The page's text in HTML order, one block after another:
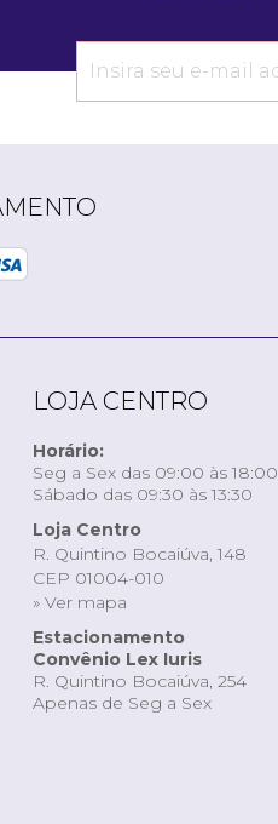
LOJA CENTRO
Horário:
Seg a Sex das 09:00 às 18:00
Sábado das 09:30 às 13:30
Loja Centro
R. Quintino Bocaiúva, 148
CEP 01004-010
» Ver mapa
Estacionamento
Convênio Lex Iuris
R. Quintino Bocaiúva, 254
Apenas de Seg a Sex